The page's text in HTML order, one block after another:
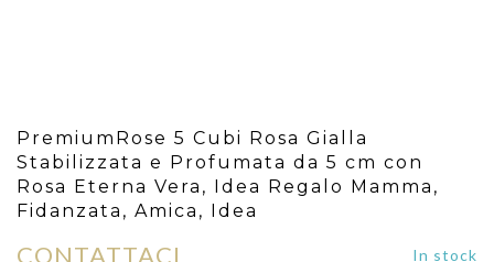
PremiumRose 5 Cubi Rosa Gialla
Stabilizzata e Profumata da 5 cm con
Rosa Eterna Vera, Idea Regalo Mamma,
Fidanzata, Amica, Idea
CONTATTACI In stock